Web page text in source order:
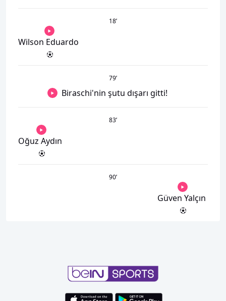
18’
Wilson Eduardo
79’
Biraschi'nin şutu dışarı gitti!
83’
Oğuz Aydın
90’
Güven Yalçın